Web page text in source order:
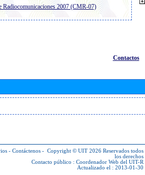
Radiocomunicaciones 2007 (CMR-07)
Contactos
- Contáctenos - Copyright © UIT 2026 Reservados todos
los derechos
Contacto público : Coordenador Web del UIT-R
Actualizado el : 2013-01-30